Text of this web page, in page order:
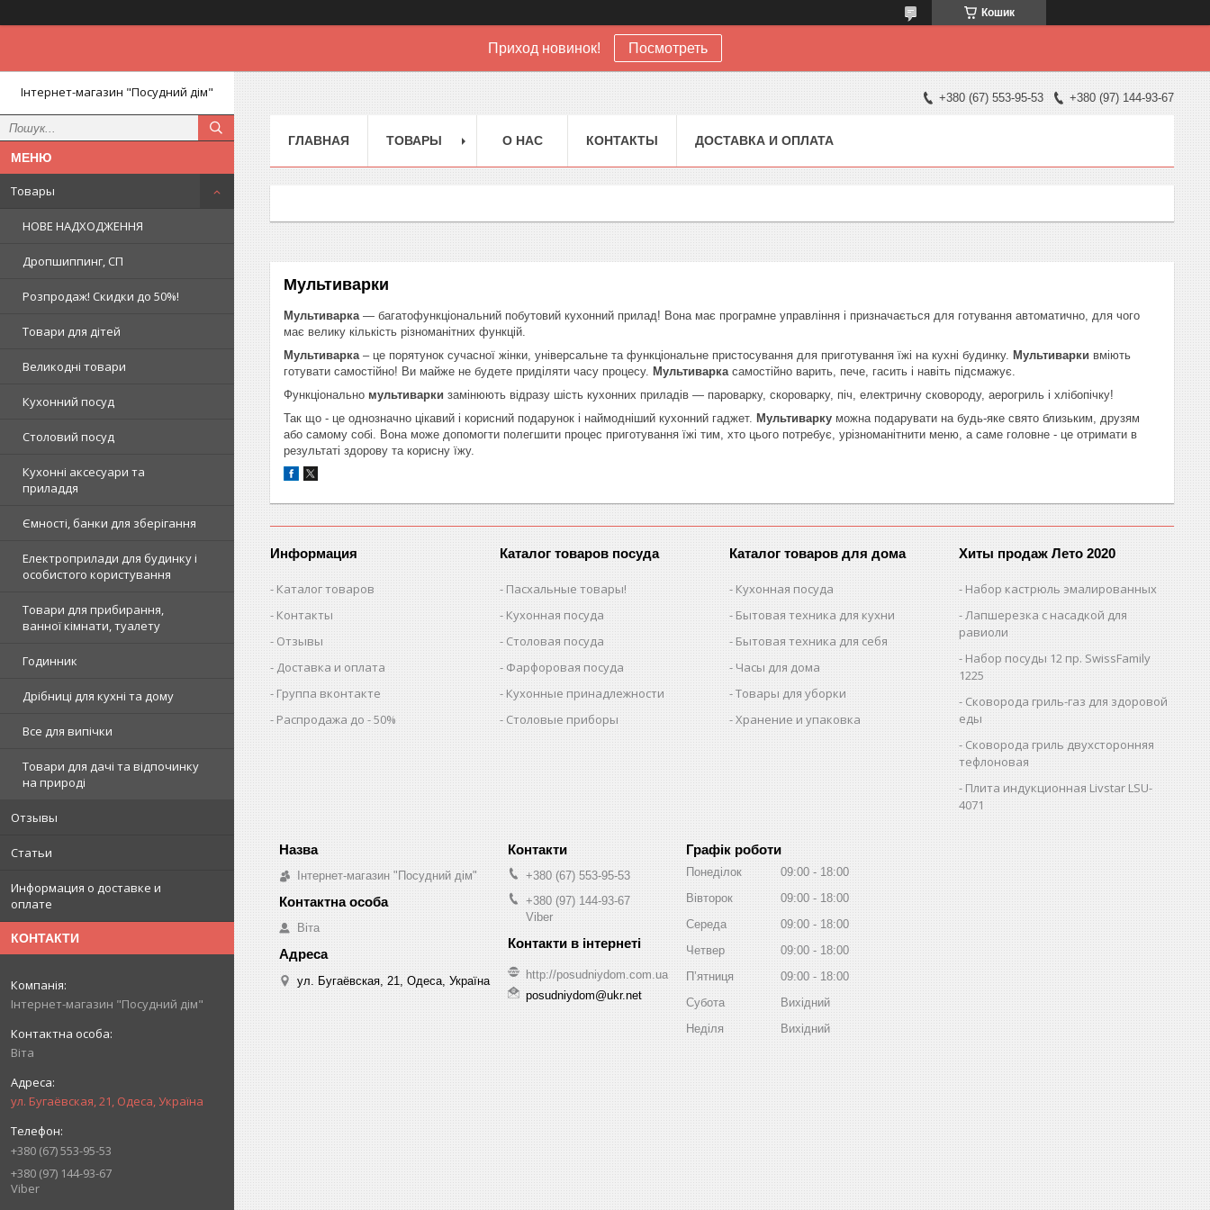
Кошик
Приход новинок! Посмотреть
Інтернет-магазин "Посудний дім"
Товары
НОВЕ НАДХОДЖЕННЯ
Дропшиппинг, СП
Розпродаж! Скидки до 50%!
Товари для дітей
Великодні товари
Кухонний посуд
Столовий посуд
Кухонні аксесуари та
приладдя
Ємності, банки для зберігання
Електроприлади для будинку і
особистого користування
Товари для прибирання,
ванної кімнати, туалету
Годинник
Дрібниці для кухні та дому
Все для випічки
Товари для дачі та відпочинку
на природі
Отзывы
Статьи
Информация о доставке и
оплате
КОНТАКТИ
Інтернет-магазин "Посудний дім"
Віта
ул. Бугаёвская, 21, Одеса, Україна
+380 (67) 553-95-53
+380 (97) 144-93-67
Viber
+380 (67) 553-95-53 +380 (97) 144-93-67
ГЛАВНАЯ ТОВАРЫ О НАС КОНТАКТЫ ДОСТАВКА И ОПЛАТА
Мультиварки
Мультиварка — багатофункціональний побутовий кухонний прилад! Вона має програмне управління і призначається для готування автоматично, для чого
має велику кількість різноманітних функцій.
Мультиварка – це порятунок сучасної жінки, універсальне та функціональне пристосування для приготування їжі на кухні будинку. Мультиварки вміють
готувати самостійно! Ви майже не будете приділяти часу процесу. Мультиварка самостійно варить, пече, гасить і навіть підсмажує.
Функціонально мультиварки замінюють відразу шість кухонних приладів — пароварку, скороварку, піч, електричну сковороду, аерогриль і хлібопічку!
Так що - це однозначно цікавий і корисний подарунок і наймодніший кухонний гаджет. Мультиварку можна подарувати на будь-яке свято близьким, друзям
або самому собі. Вона може допомогти полегшити процес приготування їжі тим, хто цього потребує, урізноманітнити меню, а саме головне - це отримати в
результаті здорову та корисну їжу.
Информация
Каталог товаров
Контакты
Отзывы
Доставка и оплата
Группа вконтакте
Распродажа до - 50%
Каталог товаров посуда
Пасхальные товары!
Кухонная посуда
Столовая посуда
Фарфоровая посуда
Кухонные принадлежности
Столовые приборы
Каталог товаров для дома
Кухонная посуда
Бытовая техника для кухни
Бытовая техника для себя
Часы для дома
Товары для уборки
Хранение и упаковка
Хиты продаж Лето 2020
Набор кастрюль эмалированных
Лапшерезка с насадкой для
равиоли
Набор посуды 12 пр. SwissFamily
1225
Сковорода гриль-газ для здоровой
еды
Сковорода гриль двухсторонняя
тефлоновая
Плита индукционная Livstar LSU-
4071
Інтернет-магазин "Посудний дім"
Віта
ул. Бугаёвская, 21, Одеса, Україна
+380 (67) 553-95-53
+380 (97) 144-93-67
Viber
http://posudniydom.com.ua
posudniydom@ukr.net
Графік роботи
Понеділок 09:00
18:00
Вівторок
09:00
18:00
Середа
09:00
18:00
Четвер
09:00
18:00
Пʼятниця
09:00
18:00
Субота
Вихідний
Неділя
Вихідний